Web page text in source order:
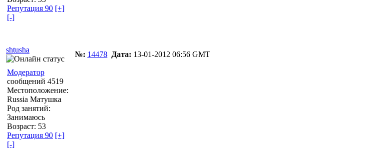
Репутация 90 [+]
[-]
shtusha
№: 14478 Дата: 13-01-2012 06:56 GMT
Модератор
сообщений 4519
Местоположение:
Russia Матушка
Род занятий:
Занимаюсь
Возраст: 53
Репутация 90 [+]
[-]